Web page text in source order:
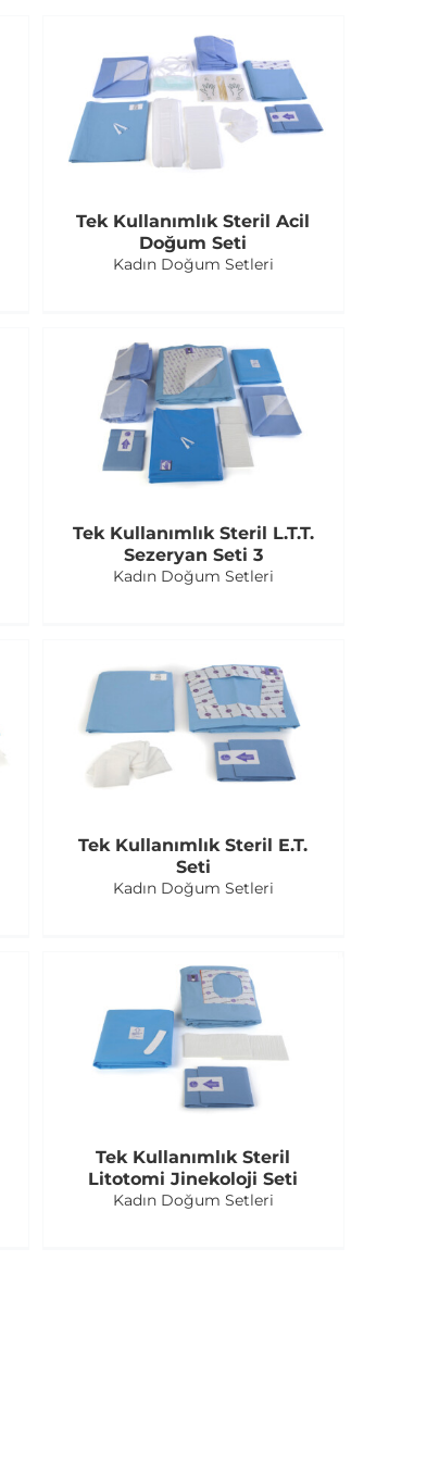
Tek Kullanımlık Steril Acil
Doğum Seti
Kadın Doğum Setleri
Tek Kullanımlık Steril L.T.T.
Sezeryan Seti 3
Kadın Doğum Setleri
Tek Kullanımlık Steril E.T.
Seti
Kadın Doğum Setleri
Tek Kullanımlık Steril
Litotomi Jinekoloji Seti
Kadın Doğum Setleri